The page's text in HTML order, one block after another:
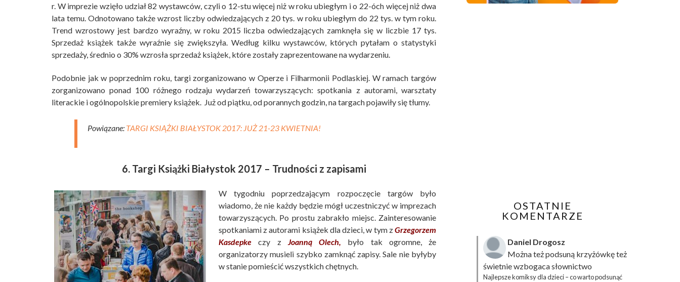
r. W imprezie wzięło udział 82 wystawców, czyli o 12-stu więcej niż w roku ubiegłym i o 22-óch więcej niż dwa
lata temu. Odnotowano także wzrost liczby odwiedzających z 20 tys. w roku ubiegłym do 22 tys. w tym roku.
Trend wzrostowy jest bardzo wyraźny, w roku 2015 liczba odwiedzających zamknęła się w liczbie 17 tys.
Sprzedaż książek także wyraźnie się zwiększyła. Według kilku wystawców, których pytałam o statystyki
sprzedaży, średnio o 30% wzrosła sprzedaż książek, które zostały zaprezentowane na wydarzeniu.
Podobnie jak w poprzednim roku, targi zorganizowano w Operze i Filharmonii Podlaskiej. W ramach targów
zorganizowano ponad 100 różnego rodzaju wydarzeń towarzyszących: spotkania z autorami, warsztaty
literackie i ogólnopolskie premiery książek. Już od piątku, od porannych godzin, na targach pojawiły się tłumy.
Powiązane: TARGI KSIĄŻKI BIAŁYSTOK 2017: JUŻ 21-23 KWIETNIA!
6. Targi Książki Białystok 2017 – Trudności z zapisami
W tygodniu poprzedzającym rozpoczęcie targów było
wiadomo, że nie każdy będzie mógł uczestniczyć w imprezach
towarzyszących. Po prostu zabrakło miejsc. Zainteresowanie
spotkaniami z autorami książek dla dzieci, w tym zGrzegorzem
Kasdepke czy z Joanną Olech,
było tak ogromne, że
organizatorzy musieli szybko zamknąć zapisy. Sale nie byłyby
w stanie pomieścić wszystkich chętnych.
OSTATNIE
KOMENTARZE
Daniel Drogosz
Można też podsuną krzyżówkęteż
świetnie wzbogaca słownictwo
Najlepsze komiksy dla dzieci – co warto podsunąć